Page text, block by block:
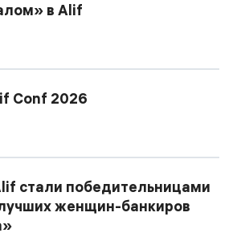
в Alif
Conf 2026
стали победительницами
женщин-банкиров